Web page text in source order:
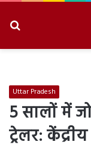
Uttar Pradesh
5 सालों में
ट्रेलर: